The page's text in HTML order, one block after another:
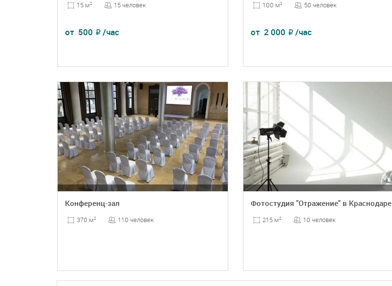
15 м2 15 человек
от 500 ₽ /час
100 м2 50 человек
от 2 000 ₽ /час
Конференц-зал
370 м2 110 человек
ПОДРОБНЕЕ
Фотостудия "Отражение" в Краснодаре
215 м2 10 человек
ПОДРОБНЕЕ